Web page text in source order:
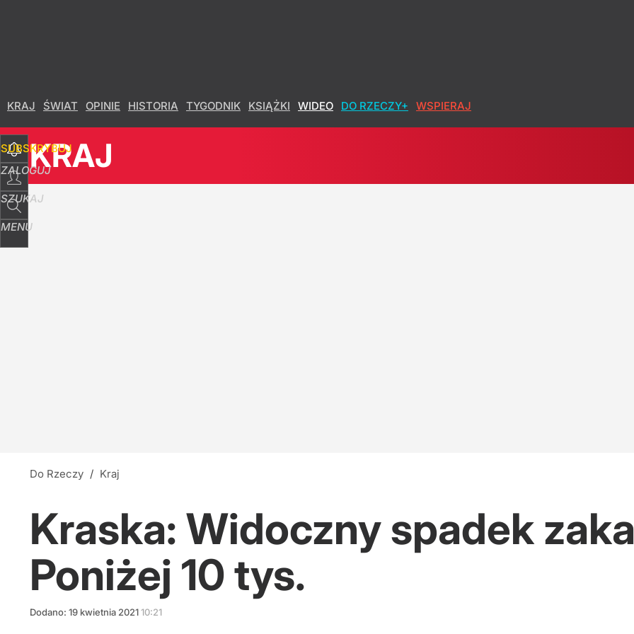
KRAJ ŚWIAT OPINIE HISTORIA TYGODNIK KSIĄŻKI WIDEO DO RZECZY+ WSPIERAJ
SUBSKRYBUJ
ZALOGUJ
SZUKAJ
MENU
KRAJ
Do Rzeczy / Kraj
Kraska: Widoczny spadek
Poniżej 10 tys.
Dodano: 19 kwietnia 202110:21